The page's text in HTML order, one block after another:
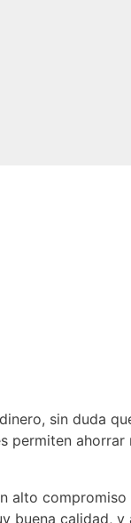
sin duda
permiten
alto
buena calidad, y